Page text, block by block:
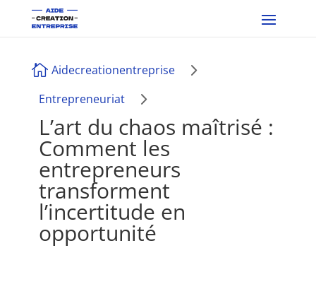
 Aidecreationentreprise 5
Entrepreneuriat 5
L’art du chaos maîtrisé :
Comment les
entrepreneurs
transforment
l’incertitude en
opportunité